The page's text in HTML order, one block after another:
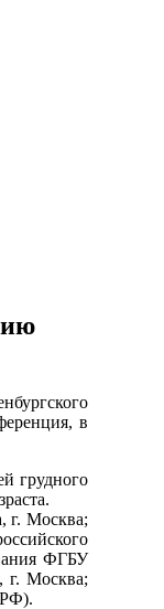
в
грудного
г. Москва;
ФГБУ
Москва;